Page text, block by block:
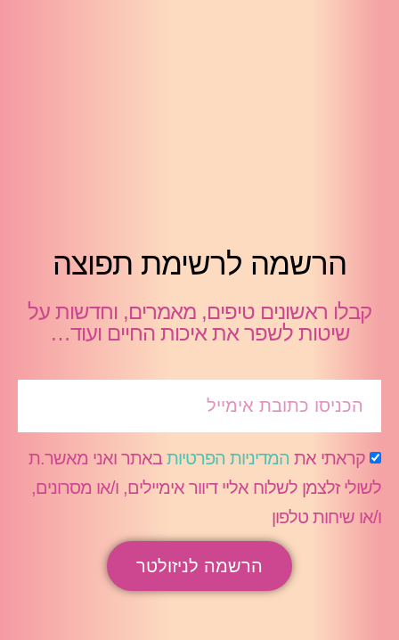
הרשמה לרשימת תפוצה
קבלו ראשונים טיפים, מאמרים, וחדשות על
שיטות לשפר את איכות החיים ועוד…
קראתי את המדיניות הפרטיותבאתר ואני מאשר.ת
לשולי זלצמן לשלוח אליי דיוור אימיילים, ו/או מסרונים,
ו/או שיחות טלפון
הרשמה לניזולטר